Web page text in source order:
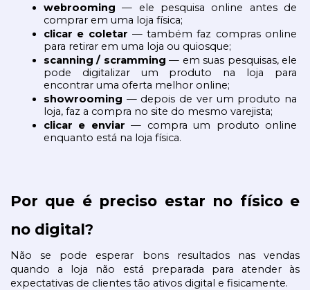
webrooming — ele pesquisa online antes de
comprar em uma loja física;
clicar e coletar — também faz compras online
para retirar em uma loja ou quiosque;
scanning / scramming — em suas pesquisas, ele
pode digitalizar um produto na loja para
encontrar uma oferta melhor online;
showrooming — depois de ver um produto na
loja, faz a compra no site do mesmo varejista;
clicar e enviar — compra um produto online
enquanto está na loja física.
Por que é preciso estar no físico e
no digital?
Não se pode esperar bons resultados nas vendas
quando a loja não está preparada para atender às
expectativas de clientes tão ativos digital e fisicamente.